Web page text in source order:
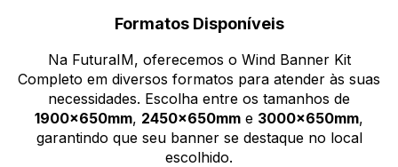
Formatos Disponíveis
Na FuturaIM, oferecemos o Wind Banner Kit
Completo em diversos formatos para atender às suas
necessidades. Escolha entre os tamanhos de
1900x650mm, 2450x650mm e 3000x650mm,
garantindo que seu banner se destaque no local
escolhido.